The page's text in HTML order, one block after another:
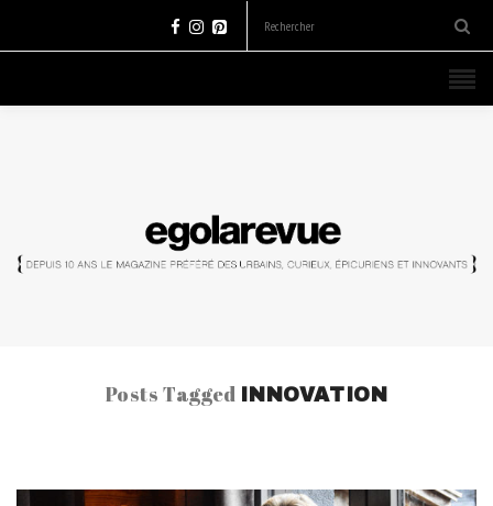
Posts Tagged INNOVATION